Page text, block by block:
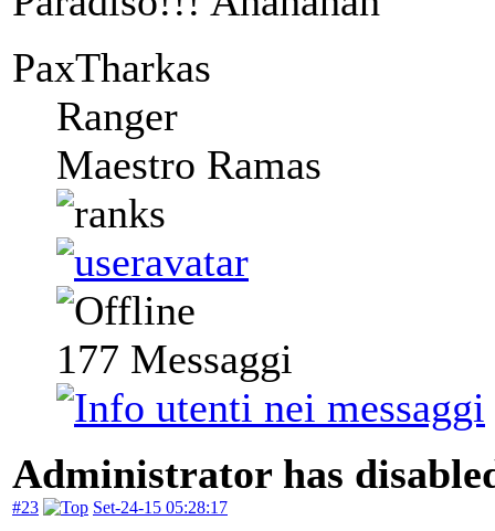
PaxTharkas
Ranger
Maestro Ramas
177 Messaggi
Administrator has
#23 Set-24-15 05:28:17